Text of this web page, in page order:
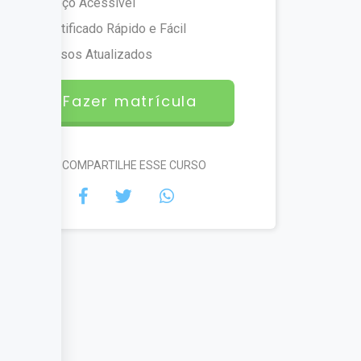
Certificado Rápido e Fácil
Cursos Atualizados
Fazer matrícula
#COMPARTILHE ESSE CURSO